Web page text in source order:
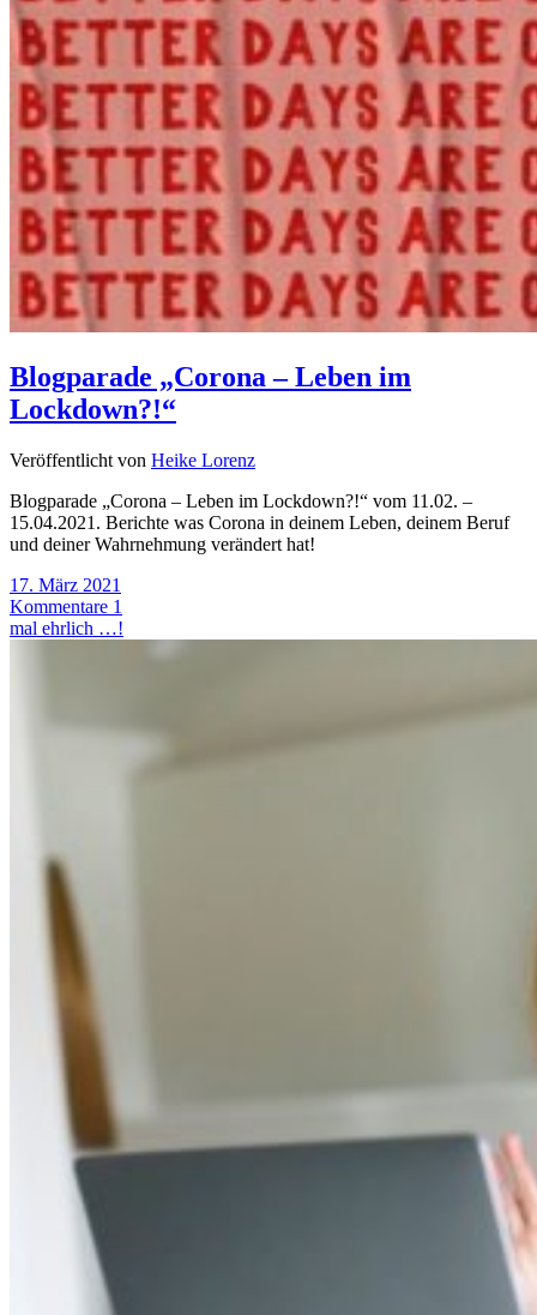
Blogparade „Corona – Leben im
Lockdown?!“
Veröffentlicht von Heike Lorenz
Blogparade „Corona – Leben im Lockdown?!“ vom 11.02. –
15.04.2021. Berichte was Corona in deinem Leben, deinem Beruf
und deiner Wahrnehmung verändert hat!
17. März 2021
Kommentare 1
mal ehrlich …!